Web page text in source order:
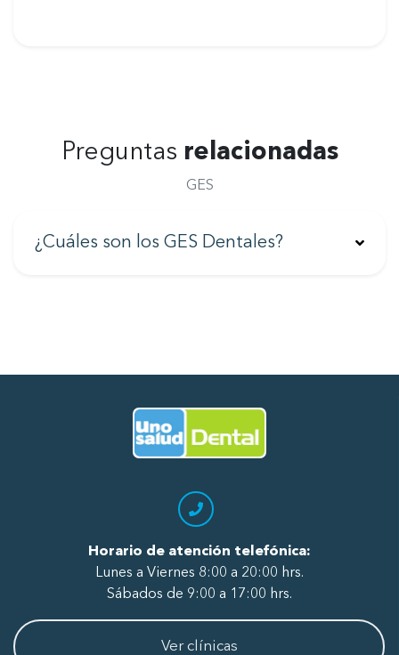
Preguntas relacionadas
GES
¿Cuáles son los GES Dentales?
Horario de atención telefónica:
Lunes a Viernes 8:00 a 20:00 hrs.
Sábados de 9:00 a 17:00 hrs.
Ver clínicas